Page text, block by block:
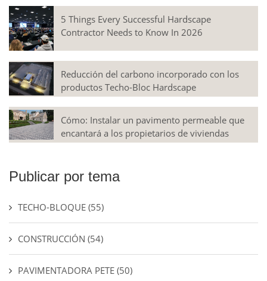
5 Things Every Successful Hardscape
Contractor Needs to Know In 2026
Reducción del carbono incorporado con los
productos Techo-Bloc Hardscape
Cómo: Instalar un pavimento permeable que
encantará a los propietarios de viviendas
Publicar por tema
TECHO-BLOQUE (55)
CONSTRUCCIÓN (54)
PAVIMENTADORA PETE (50)